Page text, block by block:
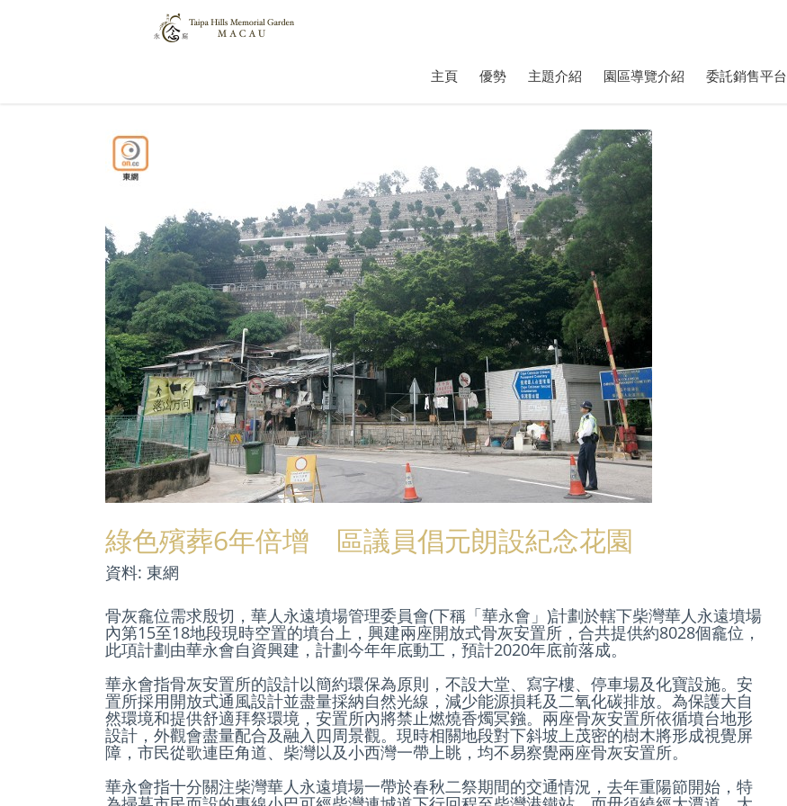
主頁 優勢 主題介紹 園區導覽介紹 委託銷售平台
綠色殯葬6年倍增 區議員倡元朗設紀念花園
資料: 東網
骨灰龕位需求殷切，華人永遠墳場管理委員會(下稱「華永會」)計劃於轄下柴灣華人永遠墳場
內第15至18地段現時空置的墳台上，興建兩座開放式骨灰安置所，合共提供約8028個龕位，
此項計劃由華永會自資興建，計劃今年年底動工，預計2020年底前落成。
華永會指骨灰安置所的設計以簡約環保為原則，不設大堂、寫字樓、停車場及化寶設施。安
置所採用開放式通風設計並盡量採納自然光線，減少能源損耗及二氧化碳排放。為保護大自
然環境和提供舒適拜祭環境，安置所內將禁止燃燒香燭冥鏹。兩座骨灰安置所依循墳台地形
設計，外觀會盡量配合及融入四周景觀。現時相關地段對下斜坡上茂密的樹木將形成視覺屏
障，市民從歌連臣角道、柴灣以及小西灣一帶上眺，均不易察覺兩座骨灰安置所。
華永會指十分關注柴灣華人永遠墳場一帶於春秋二祭期間的交通情況，去年重陽節開始，特